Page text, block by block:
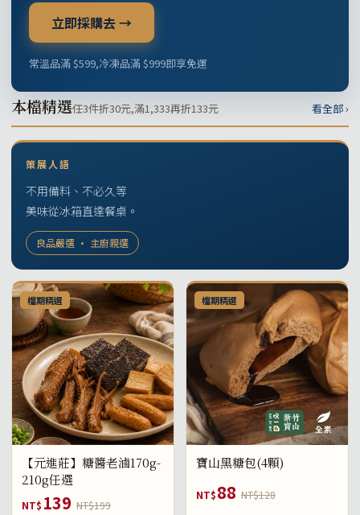
立即採購去 →
常溫品滿 $599,冷凍品滿 $999即享免運
本檔精選任3件折30元,滿1,333再折133元 看全部 ›
策展人語
不用備料、不必久等
美味從冰箱直達餐桌。
良品嚴選 · 主廚親選
檔期精選
【元進莊】糖醬老滷170g-
210g任選
NT$ 139 NT$199
檔期精選
寶山黑糖包(4顆)
NT$88 NT$128